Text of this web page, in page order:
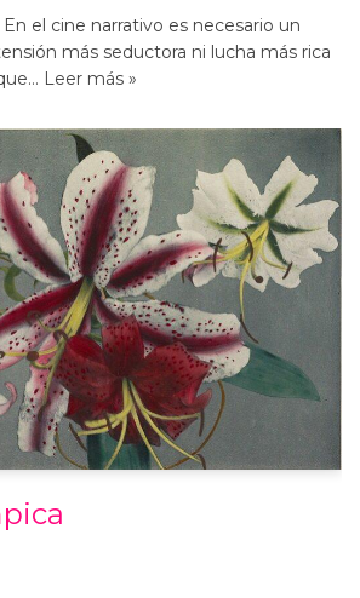
el cine narrativo es necesario un
más seductora ni lucha más rica
Leer más »